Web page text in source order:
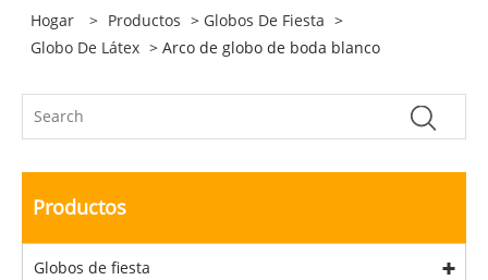
Hogar > Productos > Globos De Fiesta >
Globo De Látex > Arco de globo de boda blanco
Productos
Globos de fiesta